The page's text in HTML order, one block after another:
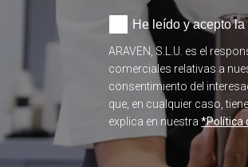
He leído y acepto la
ARAVEN, S.L.U. es el
comerciales relativas a
consentimiento del
que, en cualquier caso,
explica en nuestra*Política